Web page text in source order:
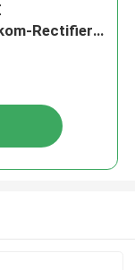
Rectifier